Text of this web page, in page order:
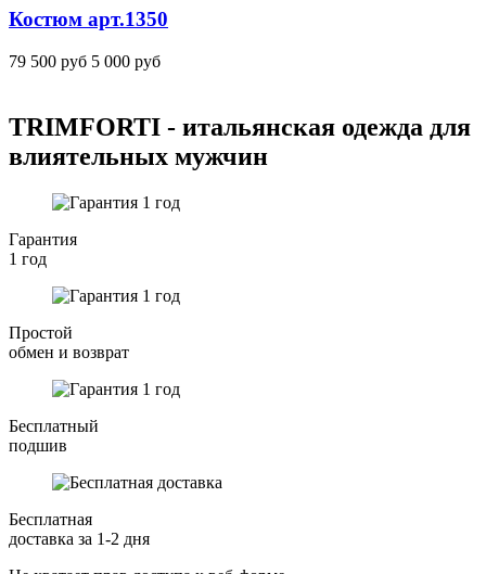
Костюм арт.1350
79 500 руб 5 000 руб
TRIMFORTI - итальянская одежда для
влиятельных мужчин
Гарантия
1 год
Простой
обмен и возврат
Бесплатный
подшив
Бесплатная
доставка за 1-2 дня